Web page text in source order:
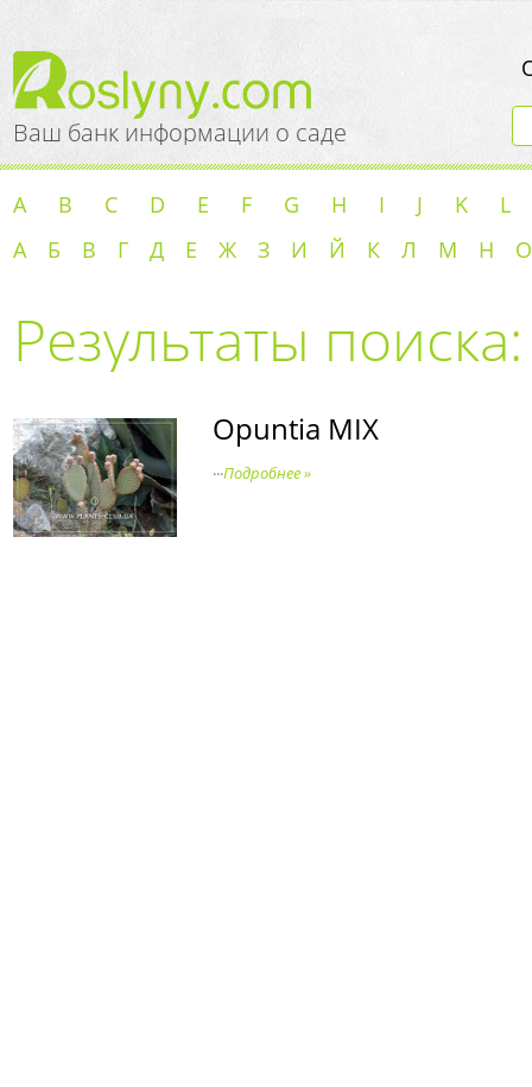
Ваш банк информации о саде
A B C D E F G H I J K
L
А
Б В Г Д Е Ж З И Й К Л М Н О
Результаты поиска:
Opuntia MIX
...Подробнее »